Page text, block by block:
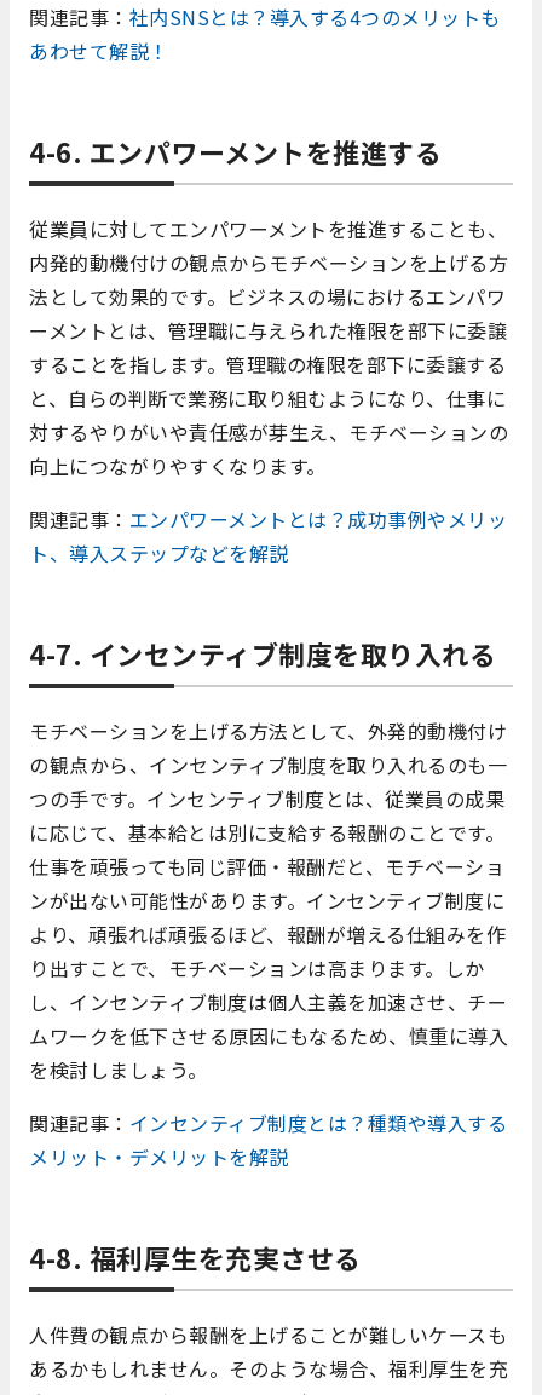
関連記事： 社内SNSとは？導入する4つのメリットも
あわせて解説！
4-6. エンパワーメントを推進する
従業員に対してエンパワーメントを推進することも、
内発的動機付けの観点からモチベーションを上げる方
法として効果的です。ビジネスの場におけるエンパワ
ーメントとは、管理職に与えられた権限を部下に委譲
することを指します。管理職の権限を部下に委譲する
と、自らの判断で業務に取り組むようになり、仕事に
対するやりがいや責任感が芽生え、モチベーションの
向上につながりやすくなります。
関連記事： エンパワーメントとは？成功事例やメリッ
ト、導入ステップなどを解説
4-7. インセンティブ制度を取り入れる
モチベーションを上げる方法として、外発的動機付け
の観点から、インセンティブ制度を取り入れるのも一
つの手です。インセンティブ制度とは、従業員の成果
に応じて、基本給とは別に支給する報酬のことです。
仕事を頑張っても同じ評価・報酬だと、モチベーショ
ンが出ない可能性があります。インセンティブ制度に
より、頑張れば頑張るほど、報酬が増える仕組みを作
り出すことで、モチベーションは高まります。しか
し、インセンティブ制度は個人主義を加速させ、チー
ムワークを低下させる原因にもなるため、慎重に導入
を検討しましょう。
関連記事： インセンティブ制度とは？種類や導入する
メリット・デメリットを解説
4-8. 福利厚生を充実させる
人件費の観点から報酬を上げることが難しいケースも
あるかもしれません。そのような場合、福利厚生を充